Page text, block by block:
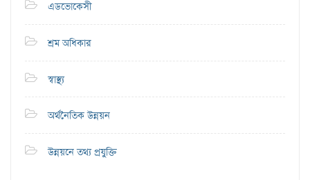
এডভোকেসী
শ্রম অধিকার
স্বাস্থ্য
অর্থনৈতিক উন্নয়ন
উন্নয়নে তথ্য প্রযুক্তি